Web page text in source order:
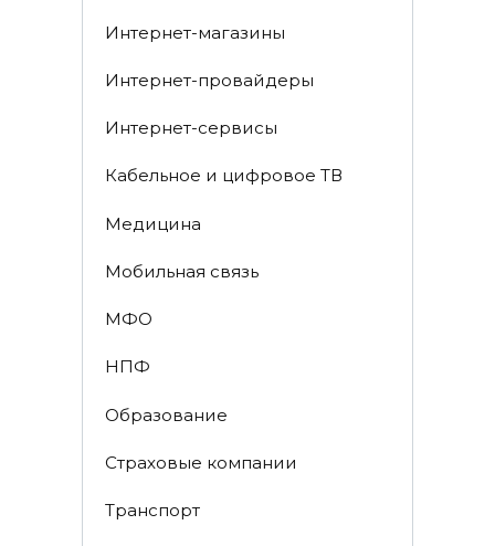
Интернет-магазины
Интернет-провайдеры
Интернет-сервисы
Кабельное и цифровое ТВ
Медицина
Мобильная связь
МФО
НПФ
Образование
Страховые компании
Транспорт